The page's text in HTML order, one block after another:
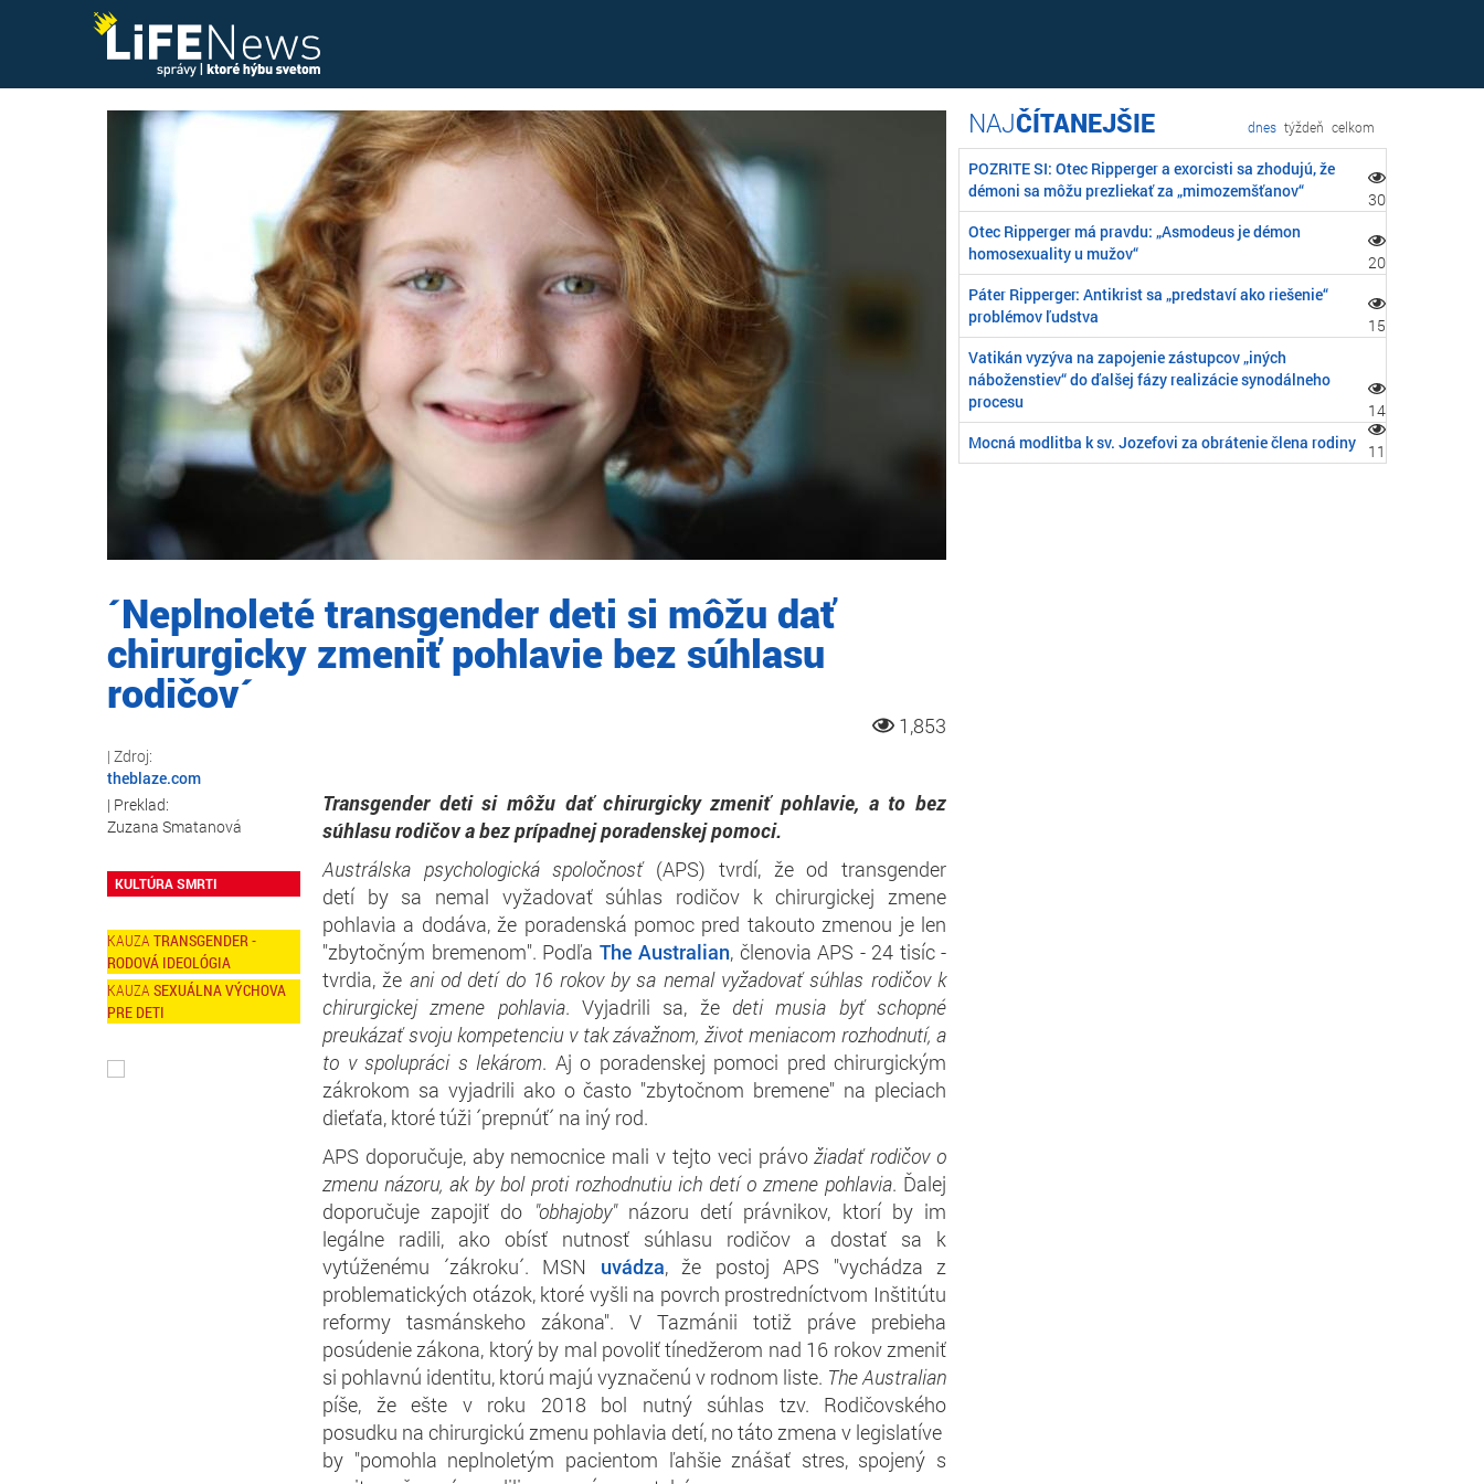
´Neplnoleté transgender deti si môžu dať
chirurgicky zmeniť pohlavie bez súhlasu
rodičov´
1,853
theblaze.com
Zuzana Smatanová
KULTÚRA SMRTI
TRANSGENDER -
RODOVÁ IDEOLÓGIA
SEXUÁLNA VÝCHOVA
PRE DETI
Transgender deti si môžu dať chirurgicky zmeniť pohlavie, a to bez
súhlasu rodičov a bez prípadnej poradenskej pomoci.
Austrálska psychologická spoločnosť (APS) tvrdí, že od transgender
detí by sa nemal vyžadovať súhlas rodičov k chirurgickej zmene
pohlavia a dodáva, že poradenská pomoc pred takouto zmenou je len
"zbytočným bremenom". Podľa The Australian, členovia APS - 24 tisíc -
tvrdia, že ani od detí do 16 rokov by sa nemal vyžadovať súhlas rodičov k
chirurgickej zmene pohlavia. Vyjadrili sa, že deti musia byť schopné
preukázať svoju kompetenciu v tak závažnom, život meniacom rozhodnutí, a
to v spolupráci s lekárom. Aj o poradenskej pomoci pred chirurgickým
zákrokom sa vyjadrili ako o často "zbytočnom bremene" na pleciach
dieťaťa, ktoré túži ´prepnúť´ na iný rod.
APS doporučuje, aby nemocnice mali v tejto veci právožiadať rodičov o
zmenu názoru, ak by bol proti rozhodnutiu ich detí o zmene pohlavia. Ďalej
doporučuje zapojiť do "obhajoby"názoru detí právnikov, ktorí by im
legálne radili, ako obísť nutnosť súhlasu rodičov a dostať sa k
vytúženému ´zákroku´. MSN uvádza, že postoj APS "vychádza z
problematických otázok, ktoré vyšli na povrch prostredníctvom Inštitútu
reformy tasmánskeho zákona". V Tazmánii totiž práve prebieha
posúdenie zákona, ktorý by mal povoliť tínedžerom nad 16 rokov zmeniť
si pohlavnú identitu, ktorú majú vyznačenú v rodnom liste. The Australian
píše, že ešte v roku 2018 bol nutný súhlas tzv. Rodičovského
posudku na chirurgickú zmenu pohlavia detí, no táto zmena v legislatíve
by "pomohla neplnoletým pacientom ľahšie znášať stres, spojený s
ČÍTANEJŠIE dnes týždeň celkom
POZRITE SI: Otec Ripperger a exorcisti sa zhodujú, že
démoni sa môžu prezliekať za „mimozemšťanov“
30
Otec Ripperger má pravdu: „Asmodeus je démon
homosexuality u mužov“
20
Páter Ripperger: Antikrist sa „predstaví ako riešenie“
problémov ľudstva
15
Vatikán vyzýva na zapojenie zástupcov „iných
náboženstiev“ do ďalšej fázy realizácie synodálneho
procesu
14
Mocná modlitba k sv. Jozefovi za obrátenie člena rodiny
11